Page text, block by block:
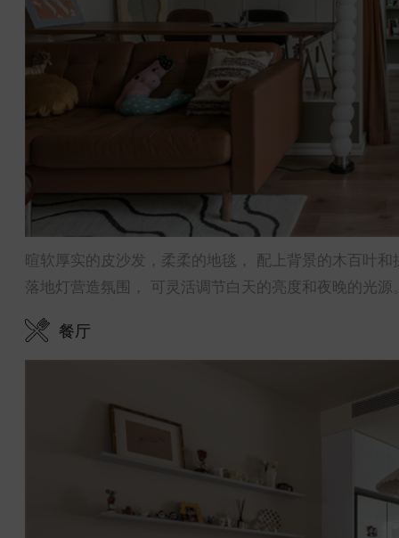
暄软厚实的皮沙发，柔柔的地毯， 配上背景的木百叶
落地灯营造氛围， 可灵活调节白天的亮度和夜晚的光源
餐厅